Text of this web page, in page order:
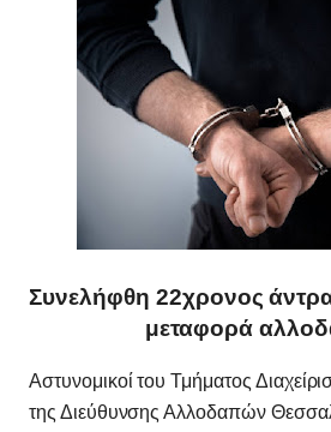
Συνελήφθη 22χρονος
μεταφορά
Αστυνομικοί του Τμήματος
της Διεύθυνσης Αλλοδαπών